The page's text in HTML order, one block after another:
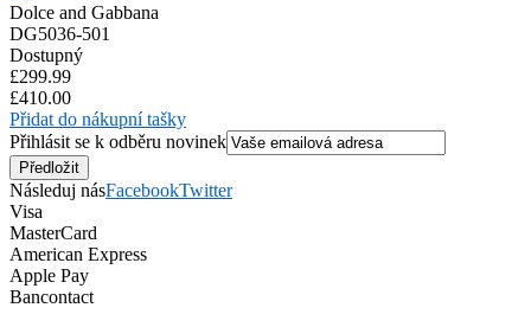
Dolce and Gabbana
DG5036-501
Dostupný
£299.99
£410.00
Přidat do nákupní tašky
Přihlásit se k odběru novinek
Následuj násFacebookTwitter
Visa
MasterCard
American Express
Apple Pay
Bancontact